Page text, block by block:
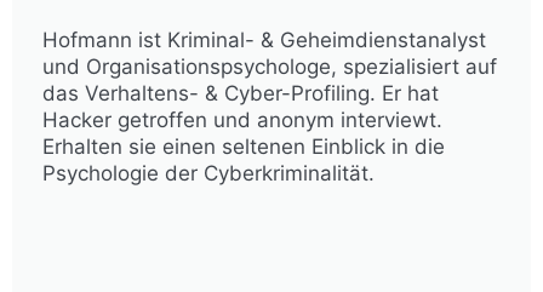
Hofmann ist Kriminal- & Geheimdienstanalyst
und Organisationspsychologe, spezialisiert auf
das Verhaltens- & Cyber-Profiling. Er hat
Hacker getroffen und anonym interviewt.
Erhalten sie einen seltenen Einblick in die
Psychologie der Cyberkriminalität.